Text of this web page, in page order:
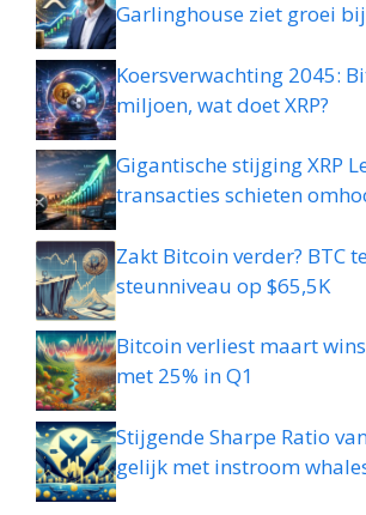
Garlinghouse ziet groei
Koersverwachting 2045:
miljoen, wat doet XRP?
Gigantische stijging XRP
transacties schieten
Zakt Bitcoin verder? BTC
steunniveau op $65,5K
Bitcoin verliest maart
met 25% in Q1
Stijgende Sharpe Ratio
gelijk met instroom